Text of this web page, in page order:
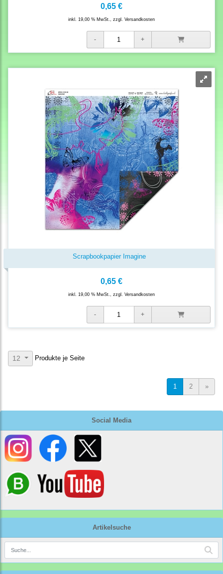
Social Media
Artikelsuche
0,65 €
inkl. 19,00 % MwSt., zzgl. Versandkosten
Scrapbookpapier Imagine
0,65 €
inkl. 19,00 % MwSt., zzgl. Versandkosten
12 Produkte je Seite
1 2 »